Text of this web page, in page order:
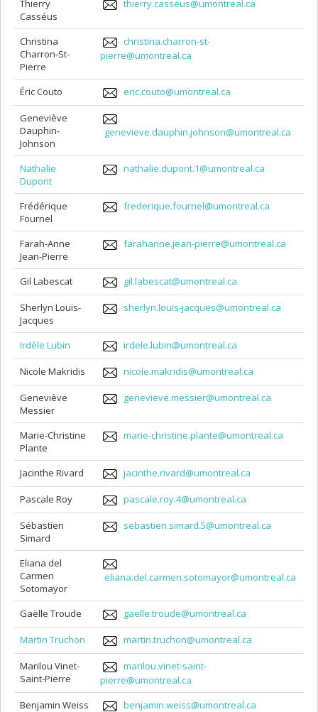
Thierry
Casséus
thierry.casseus@umontreal.ca
Christina
Charron-St-
Pierre
christina.charron-st-
pierre@umontreal.ca
Éric Couto eric.couto@umontreal.ca
Geneviève
Dauphin-
Johnson
genevieve.dauphin.johnson@umontreal.ca
Nathalie
Dupont
nathalie.dupont.1@umontreal.ca
Frédérique
Fournel
frederique.fournel@umontreal.ca
Farah-Anne
Jean-Pierre
farahanne.jean-pierre@umontreal.ca
Gil Labescat gil.labescat@umontreal.ca
Sherlyn Louis-
Jacques
sherlyn.louis-jacques@umontreal.ca
Irdèle Lubin irdele.lubin@umontreal.ca
Nicole Makridis nicole.makridis@umontreal.ca
Geneviève
Messier
genevieve.messier@umontreal.ca
Marie-Christine
Plante
marie-christine.plante@umontreal.ca
Jacinthe Rivard jacinthe.rivard@umontreal.ca
Pascale Roy pascale.roy.4@umontreal.ca
Sébastien
Simard
sebastien.simard.5@umontreal.ca
Eliana del
Carmen
Sotomayor
eliana.del.carmen.sotomayor@umontreal.ca
Gaëlle Troude gaelle.troude@umontreal.ca
Martin Truchon martin.truchon@umontreal.ca
Marilou Vinet-
Saint-Pierre
marilou.vinet-saint-
pierre@umontreal.ca
Benjamin Weiss
benjamin.weiss@umontreal.ca